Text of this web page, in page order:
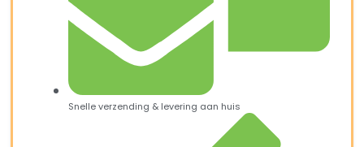
Snelle verzending & levering aan huis